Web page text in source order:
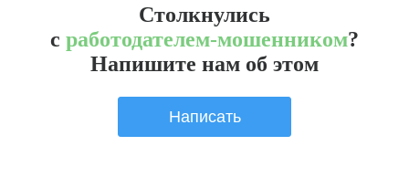
Столкнулись
с работодателем-мошенником?
Напишите нам об этом
Написать